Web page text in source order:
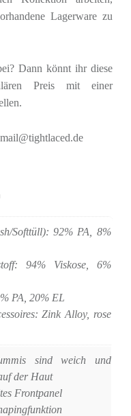
Lagerware zu
Dann könnt ihr diese
Preis mit einer
Softtüll): 92% PA, 8%
94% Viskose, 6%
PA, 20% EL
Zink Alloy, rose
sind weich und
der Haut
Frontpanel